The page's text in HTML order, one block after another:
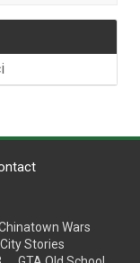
Wars
Stories